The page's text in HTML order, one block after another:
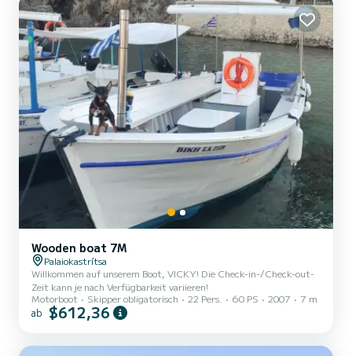
Wooden boat 7M
Palaiokastrítsa
Willkommen auf unserem Boot, VICKY! Die Check-in-/Check-out-
Zeit kann je nach Verfügbarkeit variieren!
Motorboot
Skipper obligatorisch 22 Pers. 60 PS 2007 7 m
ab $612,36